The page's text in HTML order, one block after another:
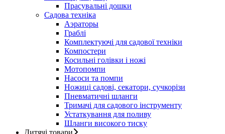
Прасувальні дошки
Садова техніка
Аэраторы
Граблі
Комплектуючі для садової техніки
Компостери
Косильні голівки і ножі
Мотопомпи
Насоси та помпи
Ножиці садові, секатори, сучкорізи
Пневматичні шланги
Тримачі для садового інструменту
Устаткування для поливу
Шланги високого тиску
Дитячі товари